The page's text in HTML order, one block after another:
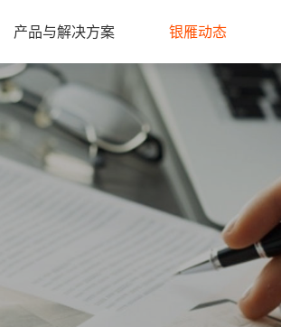
产品与解决方案 银雁动态